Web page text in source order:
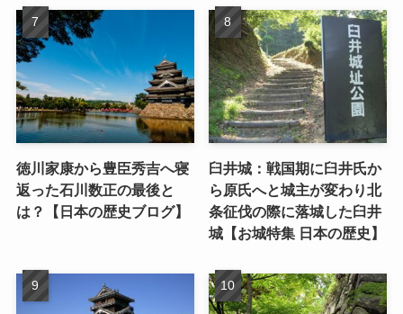
徳川家康から豊臣秀吉へ寝
返った石川数正の最後と
は？【日本の歴史ブログ】
臼井城：戦国期に臼井氏か
ら原氏へと城主が変わり北
条征伐の際に落城した臼井
城【お城特集 日本の歴史】